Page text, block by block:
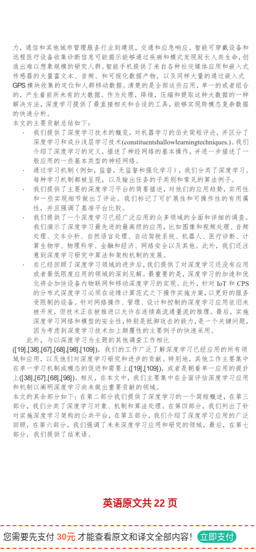
英语原文共 22 页
您需要先支付 30元 才能查看原文和译文全部内容！ 立即支付